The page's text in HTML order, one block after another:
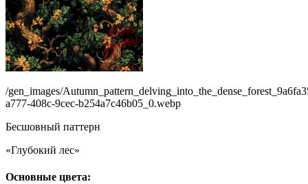
/gen_images/
a777-408c-9cec-b254a7c46b05_0.webp
Бесшовный паттерн
«Глубокий лес»
Основные цвета: